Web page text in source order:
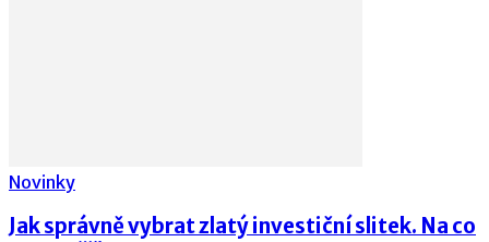
Novinky
Jak správně vybrat zlatý investiční slitek. Na co